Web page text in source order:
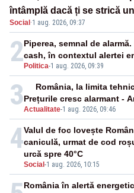
întâmplă dacă ți se strică
Social ·1 aug. 2026, 09:37
2 Politica-1 aug. 2026, 09:39
Piperea, semnal de
cash, în contextul alertei
3Actualitate-1 aug. 2026, 09:46
România, la limita
Prețurile cresc alarmant -
4
Social -1 aug. 2026, 10:15
Valul de foc lovește
caniculă, urmat de cod
urcă spre 40°C
România în alertă